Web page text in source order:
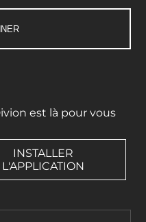
est là pour vous
INSTALLER
L'APPLICATION